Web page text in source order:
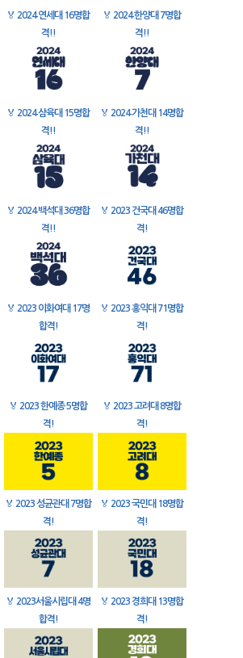
🏅 2024 연세대 16명합
격!!
🏅 2024 한양대 7명합
격!!
🏅 2024 삼육대 15명합
격!!
🏅 2024 가천대 14명합
격!!
🏅 2024 백석대 36명합
격!!
🏅 2023 건국대 46명합
격!
🏅 2023 이화여대 17명
합격!
🏅 2023 홍익대 71명합
격!
🏅 2023 한예종 5명합
격!
🏅 2023 고려대 8명합
격!
🏅 2023 성균관대 7명합
격!
🏅 2023 국민대 18명합
격!
🏅 2023서울시립대 4명
합격!
🏅 2023 경희대 13명합
격!